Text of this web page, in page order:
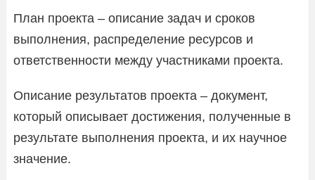
План проекта – описание задач и сроков
выполнения, распределение ресурсов и
ответственности между участниками проекта.
Описание результатов проекта – документ,
который описывает достижения, полученные в
результате выполнения проекта, и их научное
значение.